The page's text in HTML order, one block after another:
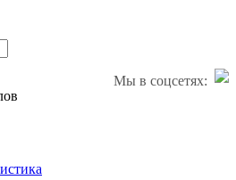
Мы в соцсетях: